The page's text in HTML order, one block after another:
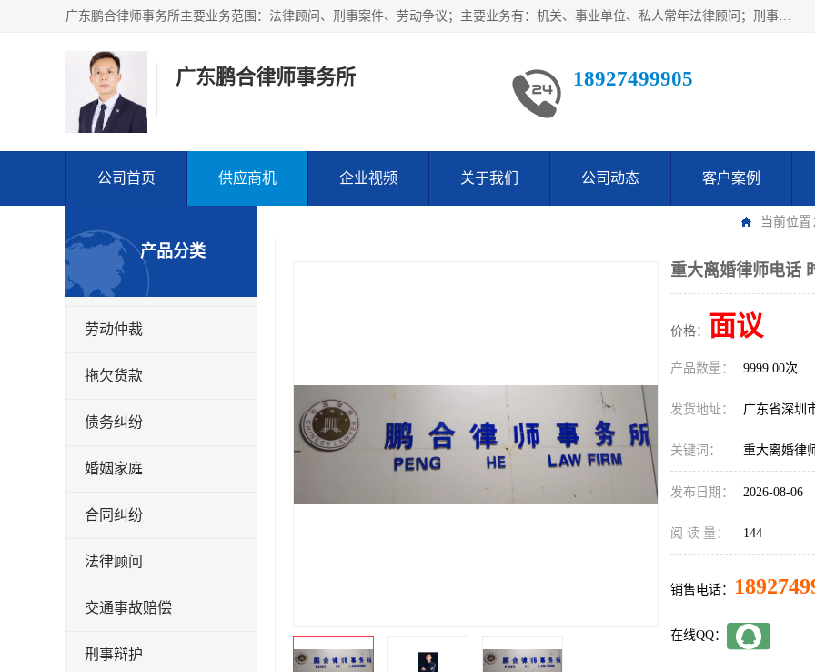
广东鹏合律师事务所主要业务范围：法律顾问、刑事案件、劳动争议；主要业务有：机关、事业单位、私人常年法律顾问；刑事案件辩护、案件代理、犯罪辩护、取保候审等法律事务；以及劳动合同、工伤、工资、辞退、开除等劳动法律事务；多年来，欧辉律师团队一直秉承“以信为本，以法为业”的执业理念，用自己的专业所长为当事人提供优质法律服务，深得当事人的一致好评及信赖。
广东鹏合律师事务所 18927499905
公司首页 供应商机 企业视频 关于我们 公司动态 客户案例
当前位置
产品分类
劳动仲裁
拖欠货款
债务纠纷
婚姻家庭
合同纠纷
法律顾问
交通事故赔偿
刑事辩护
重大离婚律师电话
价格： 面议
产品数量： 9999.00次
发货地址： 广东省深圳
关键词： 重大离婚律
发布日期： 2026-08-06
阅 读 量： 144
销售电话：
在线QQ：